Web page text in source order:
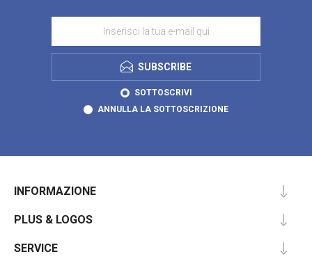
SUBSCRIBE
SOTTOSCRIVI
ANNULLA LA SOTTOSCRIZIONE
INFORMAZIONE
PLUS & LOGOS
SERVICE